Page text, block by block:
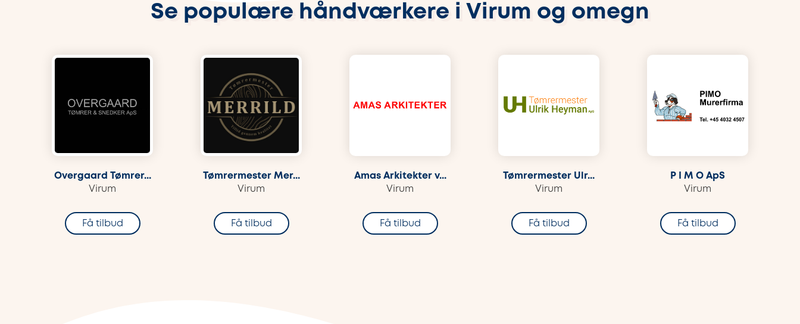
Se populære håndværkere i Virum og omegn
Overgaard Tømrer...
Virum
Få tilbud
Tømrermester Mer...
Virum
Få tilbud
Amas Arkitekter v...
Virum
Få tilbud
Tømrermester Ulr...
Virum
Få tilbud
P I M O ApS
Virum
Få tilbud